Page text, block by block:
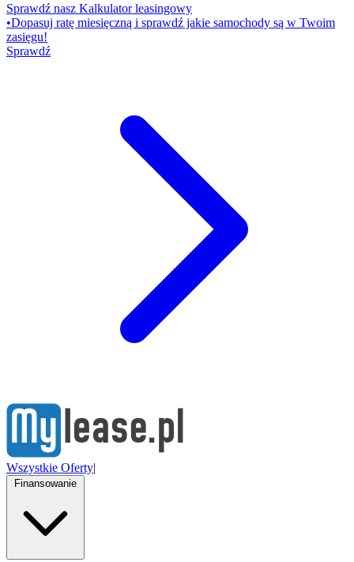
Sprawdź nasz Kalkulator leasingowy
•Dopasuj ratę miesięczną i sprawdź jakie samochody są w Twoim
zasięgu!
Sprawdź
Wszystkie Oferty|